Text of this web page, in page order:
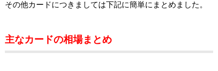
その他カードにつきましては下記に簡単にまとめました。
主なカードの相場まとめ